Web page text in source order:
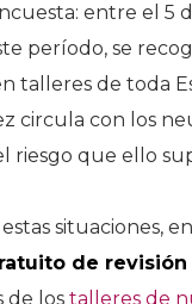
entre el 5
período, se
talleres de toda
circula con los
riesgo que ello
situaciones,
de
de los talleres de